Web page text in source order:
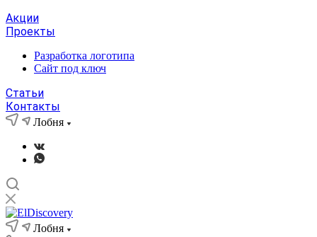
Акции
Проекты
Разработка логотипа
Сайт под ключ
Статьи
Контакты
Лобня
Лобня